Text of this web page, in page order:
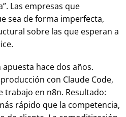
Las empresas que
sea de forma imperfecta,
sobre las que esperan a
apuesta hace dos años.
con Claude Code,
trabajo en n8n. Resultado:
rápido que la competencia,